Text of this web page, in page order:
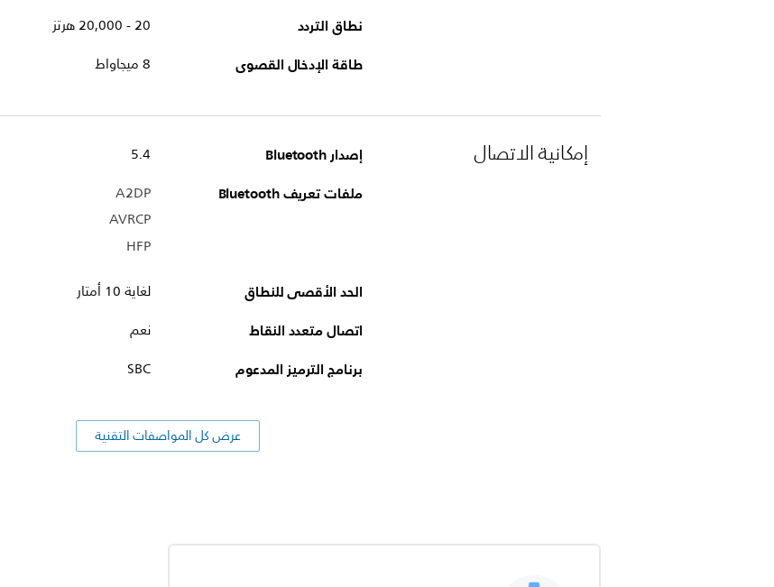
نطاق التردد 20 - 20,000 هرتز
طاقة الإدخال القصوى 8 ميجاواط
إمكانية الاتصال إصدار Bluetooth 5.4
ملفات تعريف Bluetooth
A2DP
AVRCP
HFP
الحد الأقصى للنطاق لغاية 10 أمتار
اتصال متعدد النقاط نعم
برنامج الترميز المدعوم SBC
عرض كل المواصفات التقنية